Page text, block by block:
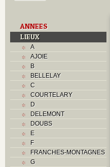
ANNEES
LIEUX
A
AJOIE
B
BELLELAY
C
COURTELARY
D
DELEMONT
DOUBS
E
F
FRANCHES-MONTAGNES
G